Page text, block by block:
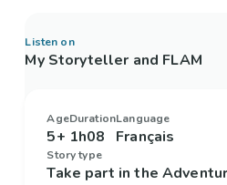
Listen on
My Storyteller and FLAM
Age
5+
Duration
1h08
Language
Français
Story type
Take part in the